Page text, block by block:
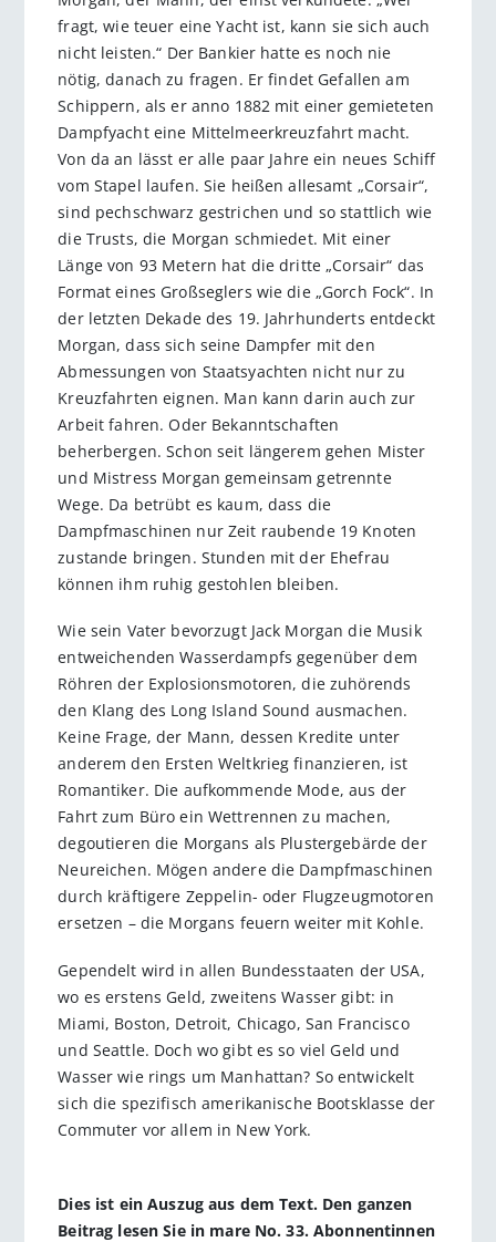
fragt, wie teuer eine Yacht ist, kann sie sich auch
nicht leisten.“ Der Bankier hatte es noch nie
nötig, danach zu fragen. Er findet Gefallen am
Schippern, als er anno 1882 mit einer gemieteten
Dampfyacht eine Mittelmeerkreuzfahrt macht.
Von da an lässt er alle paar Jahre ein neues Schiff
vom Stapel laufen. Sie heißen allesamt „Corsair“,
sind pechschwarz gestrichen und so stattlich wie
die Trusts, die Morgan schmiedet. Mit einer
Länge von 93 Metern hat die dritte „Corsair“ das
Format eines Großseglers wie die „Gorch Fock“. In
der letzten Dekade des 19. Jahrhunderts entdeckt
Morgan, dass sich seine Dampfer mit den
Abmessungen von Staatsyachten nicht nur zu
Kreuzfahrten eignen. Man kann darin auch zur
Arbeit fahren. Oder Bekanntschaften
beherbergen. Schon seit längerem gehen Mister
und Mistress Morgan gemeinsam getrennte
Wege. Da betrübt es kaum, dass die
Dampfmaschinen nur Zeit raubende 19 Knoten
zustande bringen. Stunden mit der Ehefrau
können ihm ruhig gestohlen bleiben.
Wie sein Vater bevorzugt Jack Morgan die Musik
entweichenden Wasserdampfs gegenüber dem
Röhren der Explosionsmotoren, die zuhörends
den Klang des Long Island Sound ausmachen.
Keine Frage, der Mann, dessen Kredite unter
anderem den Ersten Weltkrieg finanzieren, ist
Romantiker. Die aufkommende Mode, aus der
Fahrt zum Büro ein Wettrennen zu machen,
degoutieren die Morgans als Plustergebärde der
Neureichen. Mögen andere die Dampfmaschinen
durch kräftigere Zeppelin- oder Flugzeugmotoren
ersetzen – die Morgans feuern weiter mit Kohle.
Gependelt wird in allen Bundesstaaten der USA,
wo es erstens Geld, zweitens Wasser gibt: in
Miami, Boston, Detroit, Chicago, San Francisco
und Seattle. Doch wo gibt es so viel Geld und
Wasser wie rings um Manhattan? So entwickelt
sich die spezifisch amerikanische Bootsklasse der
Commuter vor allem in New York.
Dies ist ein Auszug aus dem Text. Den ganzen
Beitrag lesen Sie in mare No. 33. Abonnentinnen